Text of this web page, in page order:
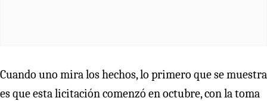
Cuando uno mira los hechos, lo primero que se muestra
es que esta licitación comenzó en octubre, con la toma